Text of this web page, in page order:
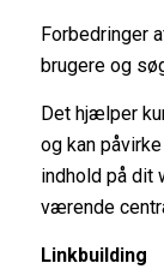
Forbedringer
brugere og
Det hjælper
og kan
indhold på dit
værende
Linkbuilding